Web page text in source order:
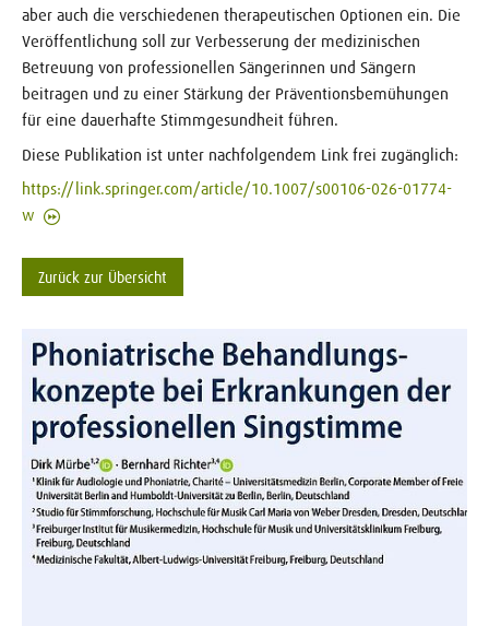
aber auch die verschiedenen therapeutischen Optionen ein. Die
Veröffentlichung soll zur Verbesserung der medizinischen
Betreuung von professionellen Sängerinnen und Sängern
beitragen und zu einer Stärkung der Präventionsbemühungen
für eine dauerhafte Stimmgesundheit führen.
Diese Publikation ist unter nachfolgendem Link frei zugänglich:
https://link.springer.com/article/10.1007/s00106-026-01774-
w
Zurück zur Übersicht